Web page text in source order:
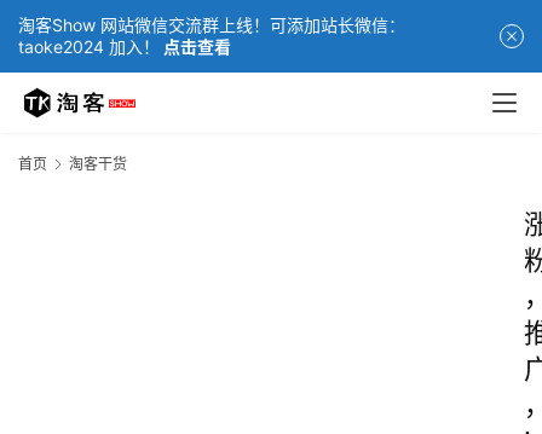
淘客Show 网站微信交流群上线！可添加站长微信：
taoke2024 加入！
点击查看
首页 淘客干货